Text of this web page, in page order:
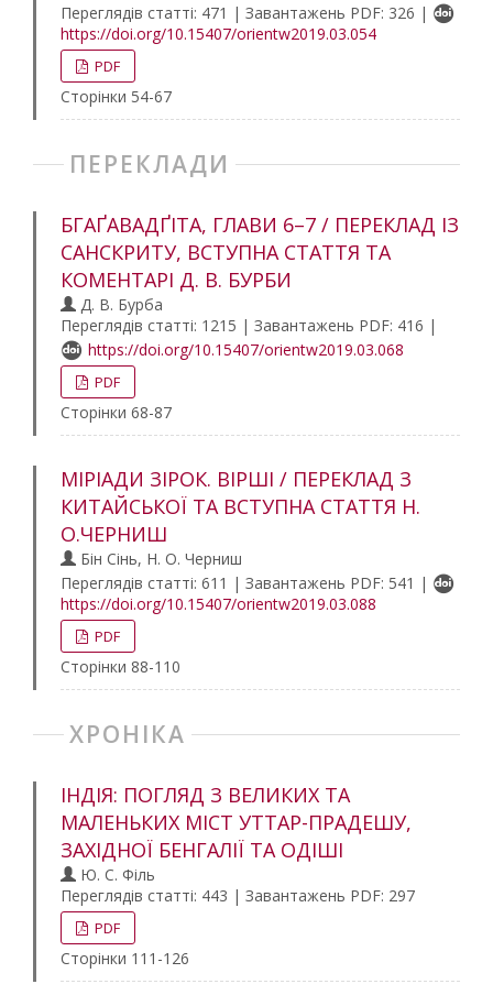
Переглядів статті: 471 | Завантажень PDF: 326 |
https://doi.org/10.15407/orientw2019.03.054
PDF
Сторінки 54-67
ПЕРЕКЛАДИ
БГАҐАВАДҐІТА, ГЛАВИ 6–7 / ПЕРЕКЛАД ІЗ
САНСКРИТУ, ВСТУПНА СТАТТЯ ТА
КОМЕНТАРІ Д. В. БУРБИ
Д. В. Бурба
Переглядів статті: 1215 | Завантажень PDF: 416 |
https://doi.org/10.15407/orientw2019.03.068
PDF
Сторінки 68-87
МІРІАДИ ЗІРОК. ВІРШІ / ПЕРЕКЛАД З
КИТАЙСЬКОЇ ТА ВСТУПНА СТАТТЯ Н.
О.ЧЕРНИШ
Бін Сінь, Н. О. Черниш
Переглядів статті: 611 | Завантажень PDF: 541 |
https://doi.org/10.15407/orientw2019.03.088
PDF
Сторінки 88-110
ХРОНІКА
ІНДІЯ: ПОГЛЯД З ВЕЛИКИХ ТА
МАЛЕНЬКИХ МІСТ УТТАР-ПРАДЕШУ,
ЗАХІДНОЇ БЕНГАЛІЇ ТА ОДІШІ
Ю. С. Філь
Переглядів статті: 443 | Завантажень PDF: 297
PDF
Сторінки 111-126